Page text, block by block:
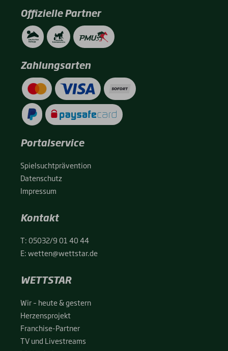
Offizielle Partner
Zahlungsarten
Portalservice
Spiel­sucht­prä­ven­ti­on
Daten­schutz
Impres­sum
Kontakt
T:05032/9 01 40 44
E:wetten@wettstar.de
WETTSTAR
Wir – heu­te & ges­tern
Her­zens­pro­jekt
Fran­chise-Par­t­­ner
TV und Live­streams